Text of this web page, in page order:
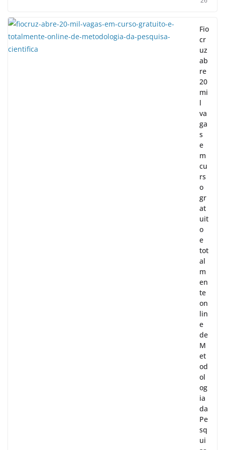
Fio
cr
uz
ab
re
20
mi
l
va
ga
s
e
m
cu
rs
o
gr
at
uit
o
e
tot
al
m
en
te
on
lin
e
de
M
et
od
ol
og
ia
da
Pe
sq
ui